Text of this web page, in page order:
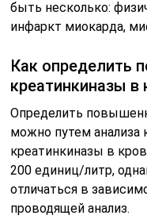
быть несколько:
инфаркт миокарда,
Как определить
креатинкиназы в
Определить
можно путем анализа
креатинкиназы в
200 единиц/литр,
отличаться в
проводящей анализ.